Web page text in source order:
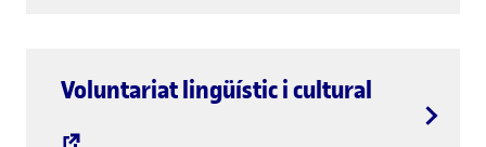
Voluntariat lingüístic i cultural